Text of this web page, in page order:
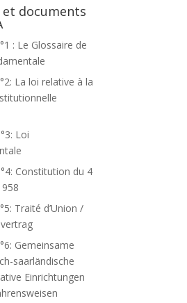
et documents
: Le Glossaire de
La loi relative à la
Loi
Constitution du 4
Traité d’Union /
Gemeinsame
saarländische
Einrichtungen